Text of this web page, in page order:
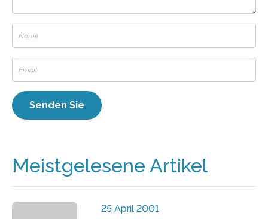
Meistgelesene Artikel
25 April 2001